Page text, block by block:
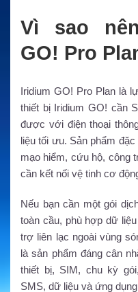
Vì sao
GO! Pro
Iridium GO! Pro Plan là
thiết bị Iridium GO! cần
được với điện thoại
liệu tối ưu. Sản phẩm
mạo hiểm, cứu hộ, công
cần kết nối vệ tinh cơ
Nếu bạn cần một gói
toàn cầu, phù hợp dữ
trợ liên lạc ngoài vùng
là sản phẩm đáng cân
thiết bị, SIM, chu kỳ
SMS, dữ liệu và ứng